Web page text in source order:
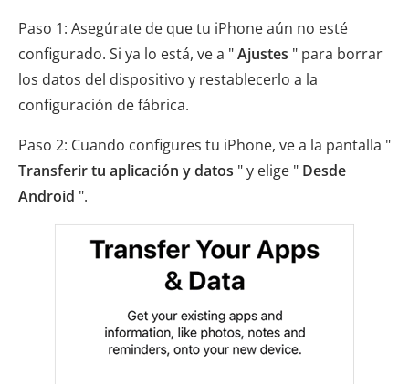
Paso 1: Asegúrate de que tu iPhone aún no esté
configurado. Si ya lo está, ve a "Ajustes " para borrar
los datos del dispositivo y restablecerlo a la
configuración de fábrica.
Paso 2: Cuando configures tu iPhone, ve a la pantalla "
Transferir tu aplicación y datos " y elige " Desde
Android ".